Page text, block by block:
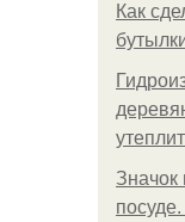
Как
Значок